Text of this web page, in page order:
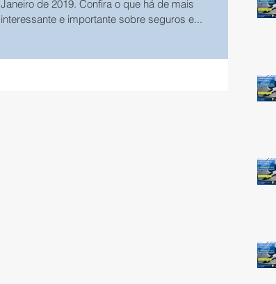
Janeiro de 2019. Confira o que há de mais
interessante e importante sobre seguros e...